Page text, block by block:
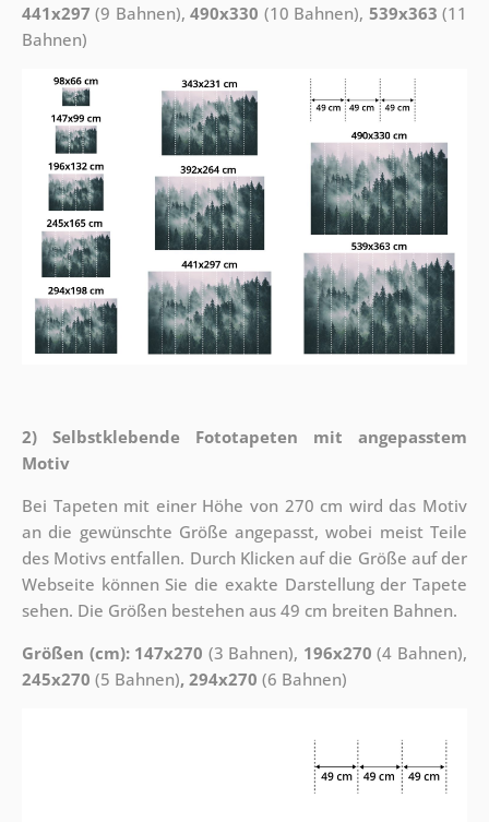
441x297 (9 Bahnen),490x330 (10 Bahnen), 539x363 (11
Bahnen)
2) Selbstklebende Fototapeten mit angepasstem
Motiv
Bei Tapeten mit einer Höhe von 270 cm wird das Motiv
an die gewünschte Größe angepasst, wobei meist Teile
des Motivs entfallen. Durch Klicken auf die Größe auf der
Webseite können Sie die exakte Darstellung der Tapete
sehen. Die Größen bestehen aus 49 cm breiten Bahnen.
Größen (cm): 147x270 (3 Bahnen), 196x270 (4 Bahnen),
245x270 (5 Bahnen), 294x270 (6 Bahnen)